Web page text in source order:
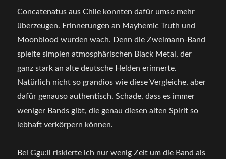
Concatenatus aus Chile konnten dafür umso mehr
überzeugen. Erinnerungen an Mayhemic Truth und
Moonblood wurden wach. Denn die Zweimann-Band
spielte simplen atmosphärischen Black Metal, der
ganz stark an alte deutsche Helden erinnerte.
Natürlich nicht so grandios wie diese Vergleiche, aber
dafür genauso authentisch. Schade, dass es immer
weniger Bands gibt, die genau diesen alten Spirit so
lebhaft verkörpern können.
Bei Ggu:ll riskierte ich nur wenig Zeit um die Band als